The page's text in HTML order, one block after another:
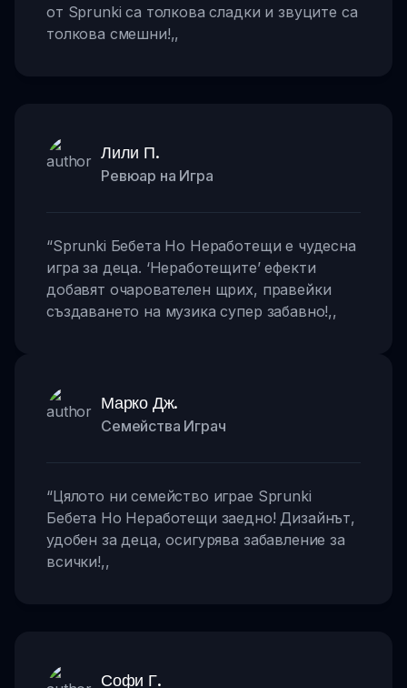
от Sprunki са толкова сладки и звуците са
толкова смешни!,,
Лили П.
Ревюар на Игра
“Sprunki Бебета Но Неработещи е чудесна
игра за деца. ‘Неработещите’ ефекти
добавят очарователен щрих, правейки
създаването на музика супер забавно!,,
Марко Дж.
Семейства Играч
“Цялото ни семейство играе Sprunki
Бебета Но Неработещи заедно! Дизайнът,
удобен за деца, осигурява забавление за
всички!,,
Софи Г.